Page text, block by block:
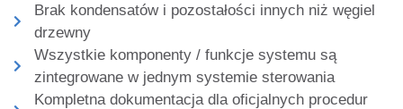
Brak kondensatów i pozostałości innych niż węgiel
drzewny
Wszystkie komponenty / funkcje systemu są
zintegrowane w jednym systemie sterowania
Kompletna dokumentacja dla oficjalnych procedur